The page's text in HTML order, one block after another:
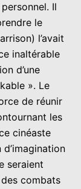
Il
le
l’avait
inaltérable
d’une
». Le
de réunir
les
cinéaste
seraient
combats